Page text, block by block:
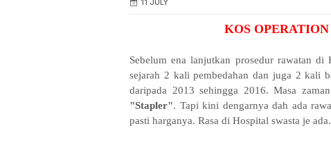
11 JULY
KOS
Sebelum ena lanjutkan prosedur rawatan
sejarah 2 kali pembedahan dan juga 2 kali
daripada 2013 sehingga 2016. Masa
"Stapler". Tapi kini dengarnya dah ada
pasti harganya. Rasa di Hospital swasta je ada.